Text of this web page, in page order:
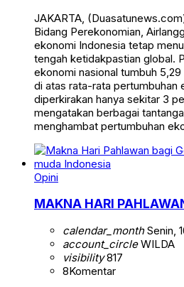
JAKARTA,
Bidang Perekonomian,
ekonomi Indonesia tetap
tengah ketidakpastian global.
ekonomi nasional tumbuh
di atas rata-rata pertumbuhan
diperkirakan hanya sekitar 3
mengatakan berbagai
menghambat pertumbuhan
Opini
MAKNA HARI
calendar_monthSenin,
account_circleWILDA
visibility817
8Komentar